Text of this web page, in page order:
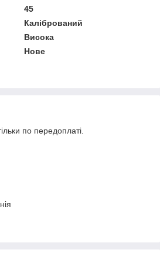
45
Калібрований
Висока
Нове
по передоплаті.